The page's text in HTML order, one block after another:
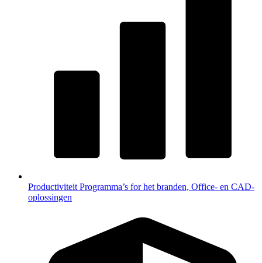
Productiviteit Programma’s for het branden, Office- en CAD-
oplossingen